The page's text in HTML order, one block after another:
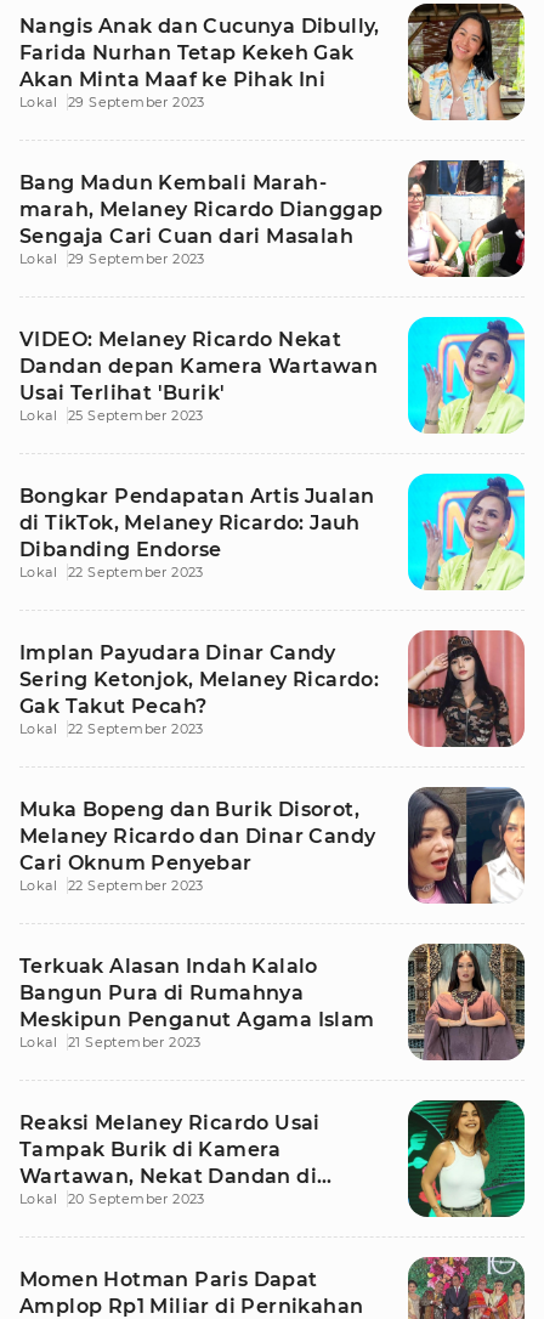
Nangis Anak dan Cucunya Dibully,
Farida Nurhan Tetap Kekeh Gak
Akan Minta Maaf ke Pihak Ini
Lokal 29 September 2023
Bang Madun Kembali Marah-
marah, Melaney Ricardo Dianggap
Sengaja Cari Cuan dari Masalah
Lokal 29 September 2023
VIDEO: Melaney Ricardo Nekat
Dandan depan Kamera Wartawan
Usai Terlihat 'Burik'
Lokal 25 September 2023
Bongkar Pendapatan Artis Jualan
di TikTok, Melaney Ricardo: Jauh
Dibanding Endorse
Lokal 22 September 2023
Implan Payudara Dinar Candy
Sering Ketonjok, Melaney Ricardo:
Gak Takut Pecah?
Lokal 22 September 2023
Muka Bopeng dan Burik Disorot,
Melaney Ricardo dan Dinar Candy
Cari Oknum Penyebar
Lokal 22 September 2023
Terkuak Alasan Indah Kalalo
Bangun Pura di Rumahnya
Meskipun Penganut Agama Islam
Lokal 21 September 2023
Reaksi Melaney Ricardo Usai
Tampak Burik di Kamera
Wartawan, Nekat Dandan di
Depan Awak Media
Lokal 20 September 2023
Momen Hotman Paris Dapat
Amplop Rp1 Miliar di Pernikahan